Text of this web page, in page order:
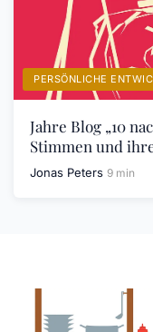
PERSÖNLICHE
Jahre Blog „10
Stimmen und
Jonas Peters 9 min